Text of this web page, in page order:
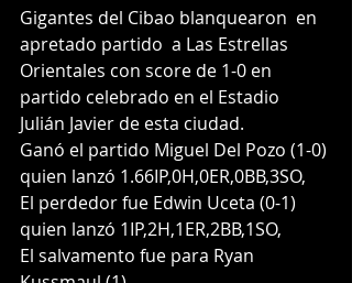
Gigantes del Cibao blanquearon  en
apretado partido  a Las Estrellas
Orientales con score de 1-0 en
partido celebrado en el Estadio
Julián Javier de esta ciudad.
Ganó el partido Miguel Del Pozo (1-0)
quien lanzó 1.66IP,0H,0ER,0BB,3SO,
El perdedor fue Edwin Uceta (0-1)
quien lanzó 1IP,2H,1ER,2BB,1SO,
El salvamento fue para Ryan